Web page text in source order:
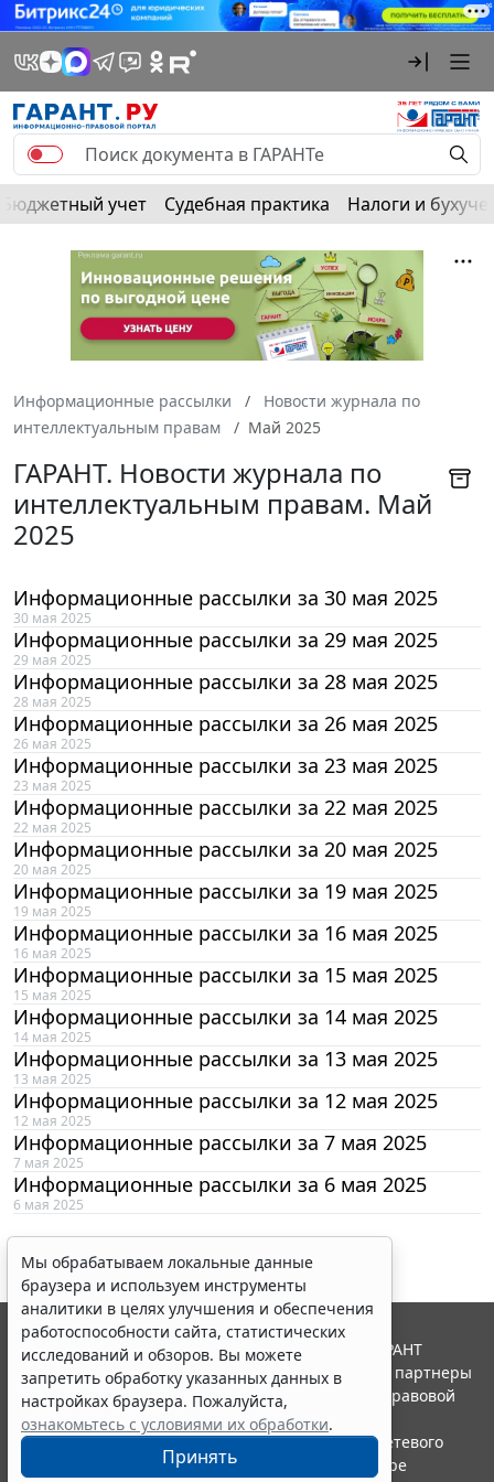
Бюджетный учет Судебная практика Налоги и
Информационные рассылки
Новости журнала по
интеллектуальным правам
Май 2025
ГАРАНТ. Новости журнала по
интеллектуальным правам. Май
2025
Информационные рассылки за 30 мая 2025
30 мая 2025
Информационные рассылки за 29 мая 2025
29 мая 2025
Информационные рассылки за 28 мая 2025
28 мая 2025
Информационные рассылки за 26 мая 2025
26 мая 2025
Информационные рассылки за 23 мая 2025
23 мая 2025
Информационные рассылки за 22 мая 2025
22 мая 2025
Информационные рассылки за 20 мая 2025
20 мая 2025
Информационные рассылки за 19 мая 2025
19 мая 2025
Информационные рассылки за 16 мая 2025
16 мая 2025
Информационные рассылки за 15 мая 2025
15 мая 2025
Информационные рассылки за 14 мая 2025
14 мая 2025
Информационные рассылки за 13 мая 2025
13 мая 2025
Информационные рассылки за 12 мая 2025
12 мая 2025
Информационные рассылки за 7 мая 2025
7 мая 2025
Информационные рассылки за 6 мая 2025
6 мая 2025
Мы обрабатываем локальные данные
браузера и используем инструменты
аналитики в целях улучшения и обеспечения
работоспособности сайта, статистических
исследований и обзоров. Вы можете
запретить обработку указанных данных в
настройках браузера. Пожалуйста,
ознакомьтесь с условиями их обработки.
Принять
© ООО "НПП "ГАРАНТ-СЕРВИС", 2026. Система ГАРАНТ
выпускается с 1990 года. Компания "Гарант" и ее партнеры
являются участниками Российской ассоциации правовой
информации ГАРАНТ.
Портал ГАРАНТ.РУ зарегистрирован в качестве сетевого
издания Федеральной службой по надзору в сфере